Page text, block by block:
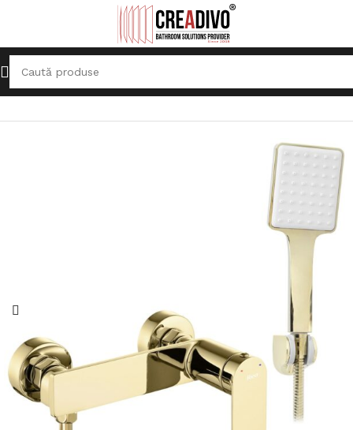
Prima pagină Baterii Sanitare Baterie pentru Cadă